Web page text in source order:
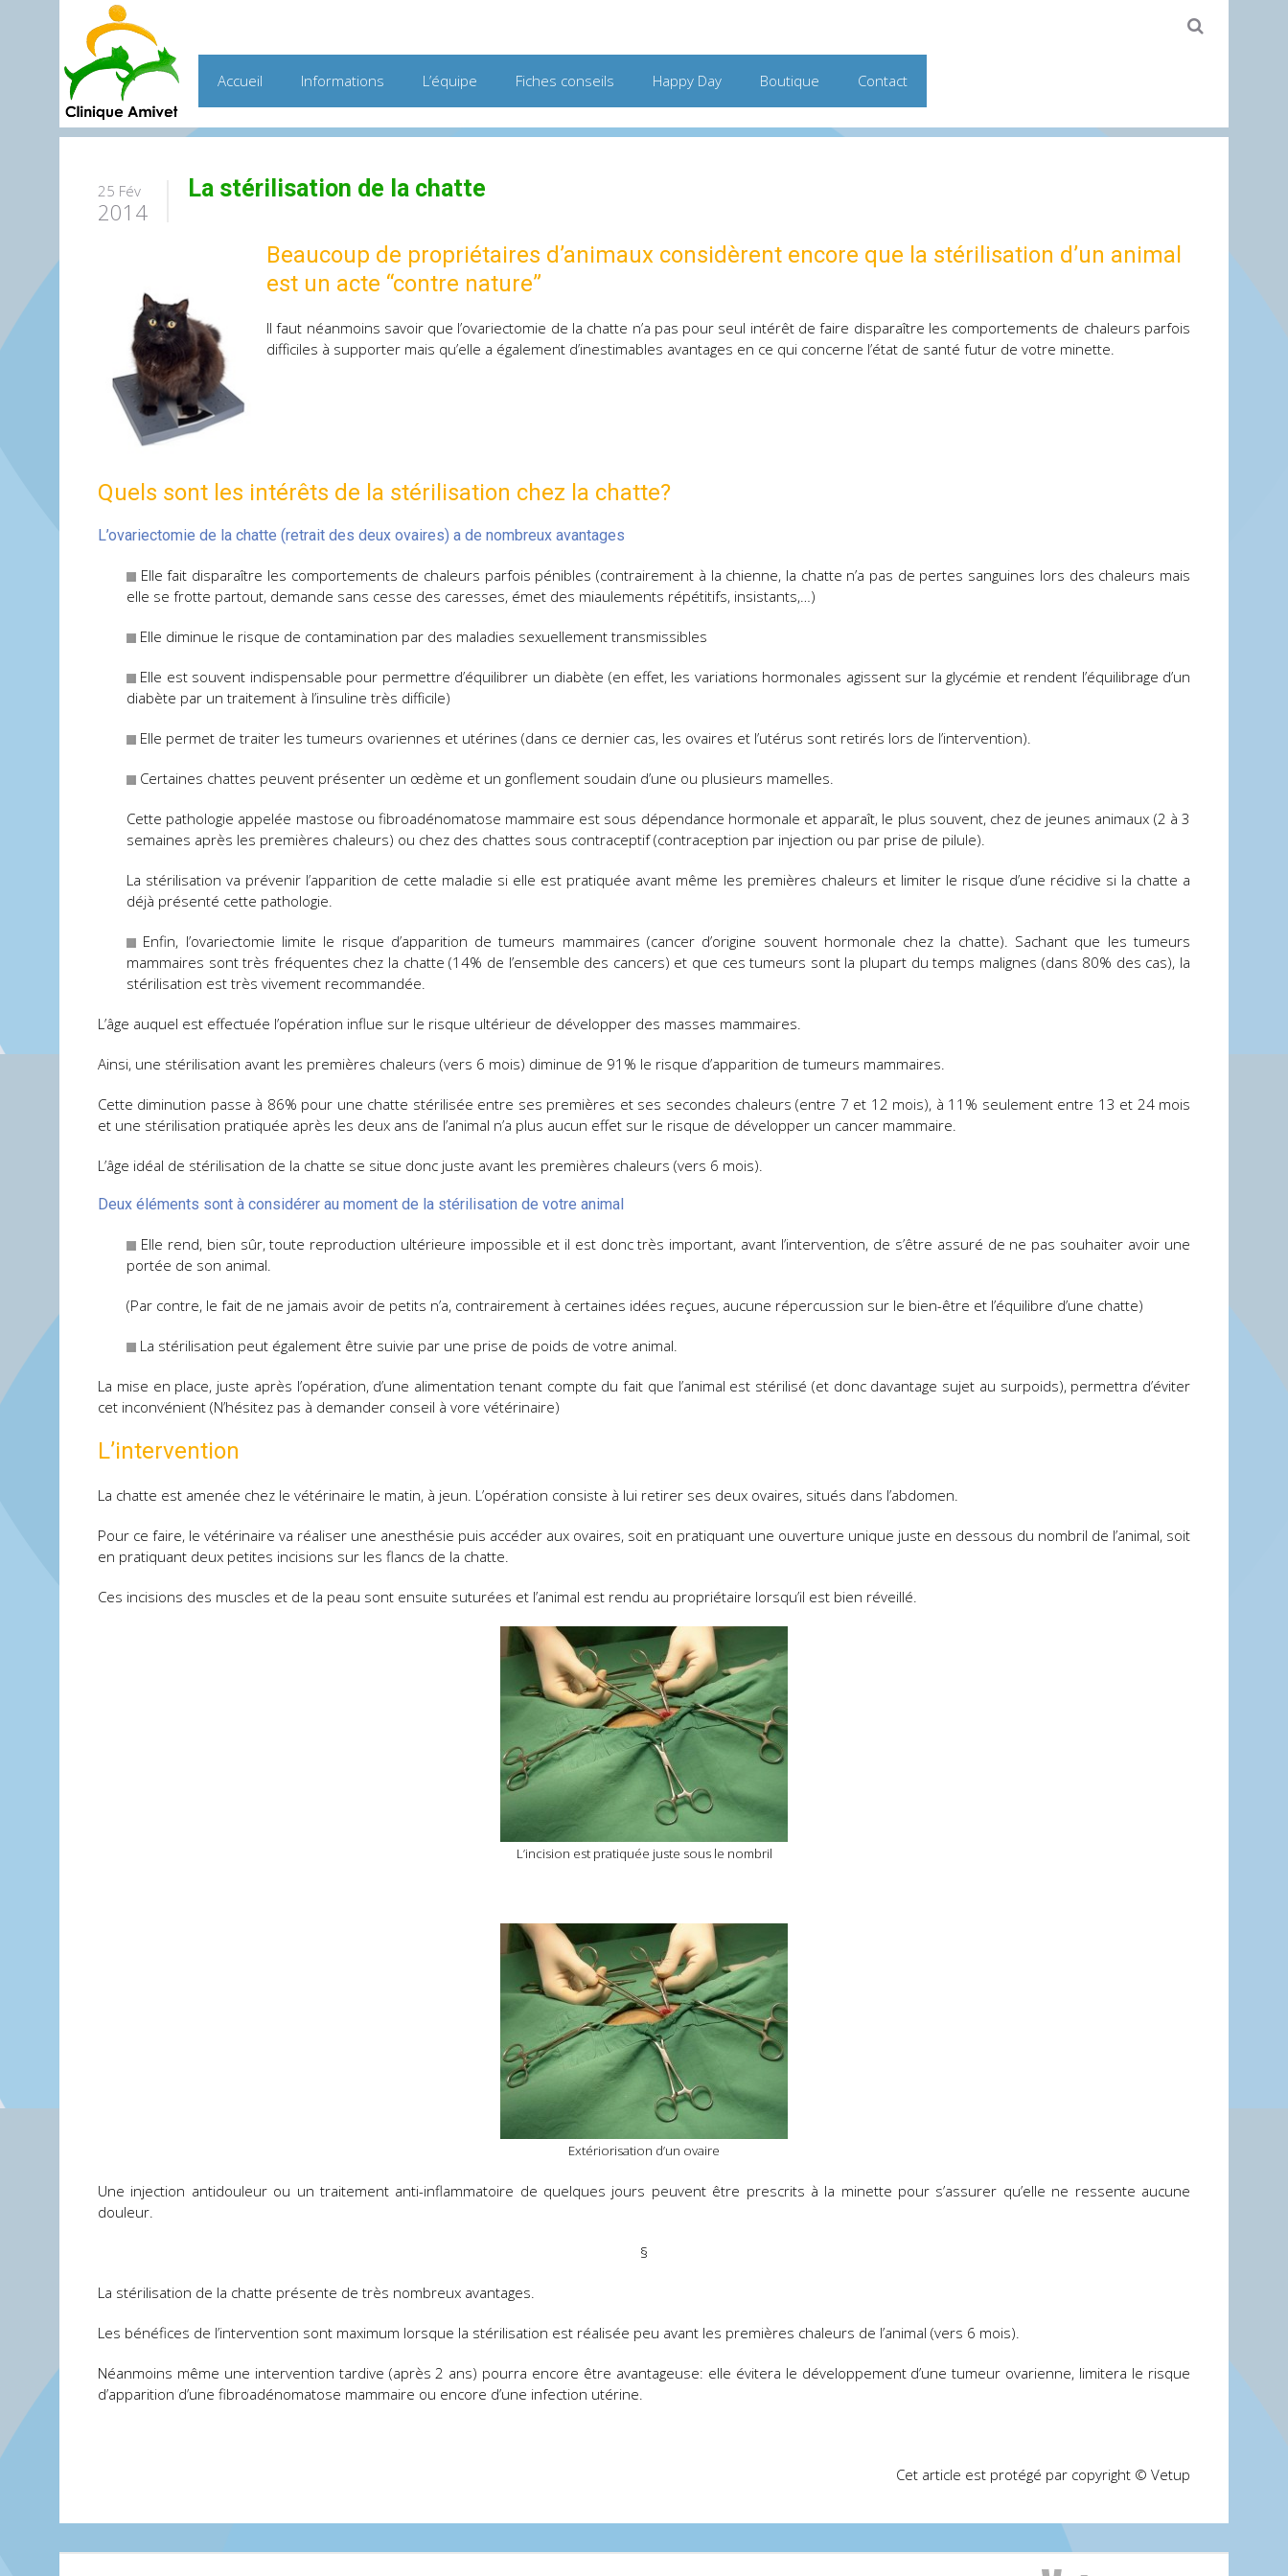
Accueil Informations L’équipe Fiches conseils Happy Day Boutique Contact
25 Fév
2014
La stérilisation de la chatte
Beaucoup de propriétaires d’animaux considèrent encore que la stérilisation d’un animal
est un acte “contre nature”
Il faut néanmoins savoir que l’ovariectomie de la chatte n’a pas pour seul intérêt de faire disparaître les comportements de chaleurs parfois
difficiles à supporter mais qu’elle a également d’inestimables avantages en ce qui concerne l’état de santé futur de votre minette.
Quels sont les intérêts de la stérilisation chez la chatte?
L’ovariectomie de la chatte (retrait des deux ovaires) a de nombreux avantages
Elle fait disparaître les comportements de chaleurs parfois pénibles (contrairement à la chienne, la chatte n’a pas de pertes sanguines lors des chaleurs mais
elle se frotte partout, demande sans cesse des caresses, émet des miaulements répétitifs, insistants,…)
Elle diminue le risque de contamination par des maladies sexuellement transmissibles
Elle est souvent indispensable pour permettre d’équilibrer un diabète (en effet, les variations hormonales agissent sur la glycémie et rendent l’équilibrage d’un
diabète par un traitement à l’insuline très difficile)
Elle permet de traiter les tumeurs ovariennes et utérines (dans ce dernier cas, les ovaires et l’utérus sont retirés lors de l’intervention).
Certaines chattes peuvent présenter un œdème et un gonflement soudain d’une ou plusieurs mamelles.
Cette pathologie appelée mastose ou fibroadénomatose mammaire est sous dépendance hormonale et apparaît, le plus souvent, chez de jeunes animaux (2 à 3
semaines après les premières chaleurs) ou chez des chattes sous contraceptif (contraception par injection ou par prise de pilule).
La stérilisation va prévenir l’apparition de cette maladie si elle est pratiquée avant même les premières chaleurs et limiter le risque d’une récidive si la chatte a
déjà présenté cette pathologie.
Enfin, l’ovariectomie limite le risque d’apparition de tumeurs mammaires (cancer d’origine souvent hormonale chez la chatte). Sachant que les tumeurs
mammaires sont très fréquentes chez la chatte (14% de l’ensemble des cancers) et que ces tumeurs sont la plupart du temps malignes (dans 80% des cas), la
stérilisation est très vivement recommandée.
L’âge auquel est effectuée l’opération influe sur le risque ultérieur de développer des masses mammaires.
Ainsi, une stérilisation avant les premières chaleurs (vers 6 mois) diminue de 91% le risque d’apparition de tumeurs mammaires.
Cette diminution passe à 86% pour une chatte stérilisée entre ses premières et ses secondes chaleurs (entre 7 et 12 mois), à 11% seulement entre 13 et 24 mois
et une stérilisation pratiquée après les deux ans de l’animal n’a plus aucun effet sur le risque de développer un cancer mammaire.
L’âge idéal de stérilisation de la chatte se situe donc juste avant les premières chaleurs (vers 6 mois).
Deux éléments sont à considérer au moment de la stérilisation de votre animal
Elle rend, bien sûr, toute reproduction ultérieure impossible et il est donc très important, avant l’intervention, de s’être assuré de ne pas souhaiter avoir une
portée de son animal.
(Par contre, le fait de ne jamais avoir de petits n’a, contrairement à certaines idées reçues, aucune répercussion sur le bien-être et l’équilibre d’une chatte)
La stérilisation peut également être suivie par une prise de poids de votre animal.
La mise en place, juste après l’opération, d’une alimentation tenant compte du fait que l’animal est stérilisé (et donc davantage sujet au surpoids), permettra d’éviter
cet inconvénient (N’hésitez pas à demander conseil à vore vétérinaire)
L’intervention
La chatte est amenée chez le vétérinaire le matin, à jeun. L’opération consiste à lui retirer ses deux ovaires, situés dans l’abdomen.
Pour ce faire, le vétérinaire va réaliser une anesthésie puis accéder aux ovaires, soit en pratiquant une ouverture unique juste en dessous du nombril de l’animal, soit
en pratiquant deux petites incisions sur les flancs de la chatte.
Ces incisions des muscles et de la peau sont ensuite suturées et l’animal est rendu au propriétaire lorsqu’il est bien réveillé.
L’incision est pratiquée juste sous le nombril
Extériorisation d’un ovaire
Une injection antidouleur ou un traitement anti-inflammatoire de quelques jours peuvent être prescrits à la minette pour s’assurer qu’elle ne ressente aucune
douleur.
§
La stérilisation de la chatte présente de très nombreux avantages.
Les bénéfices de l’intervention sont maximum lorsque la stérilisation est réalisée peu avant les premières chaleurs de l’animal (vers 6 mois).
Néanmoins même une intervention tardive (après 2 ans) pourra encore être avantageuse: elle évitera le développement d’une tumeur ovarienne, limitera le risque
d’apparition d’une fibroadénomatose mammaire ou encore d’une infection utérine.
Cet article est protégé par copyright © Vetup